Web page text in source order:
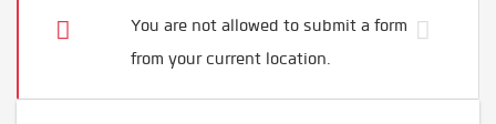
You are not allowed to submit a form
from your current location.